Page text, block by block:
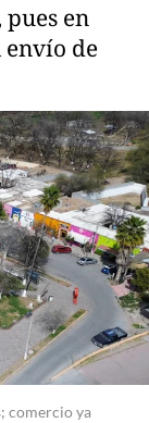
en
envío de
comercio ya